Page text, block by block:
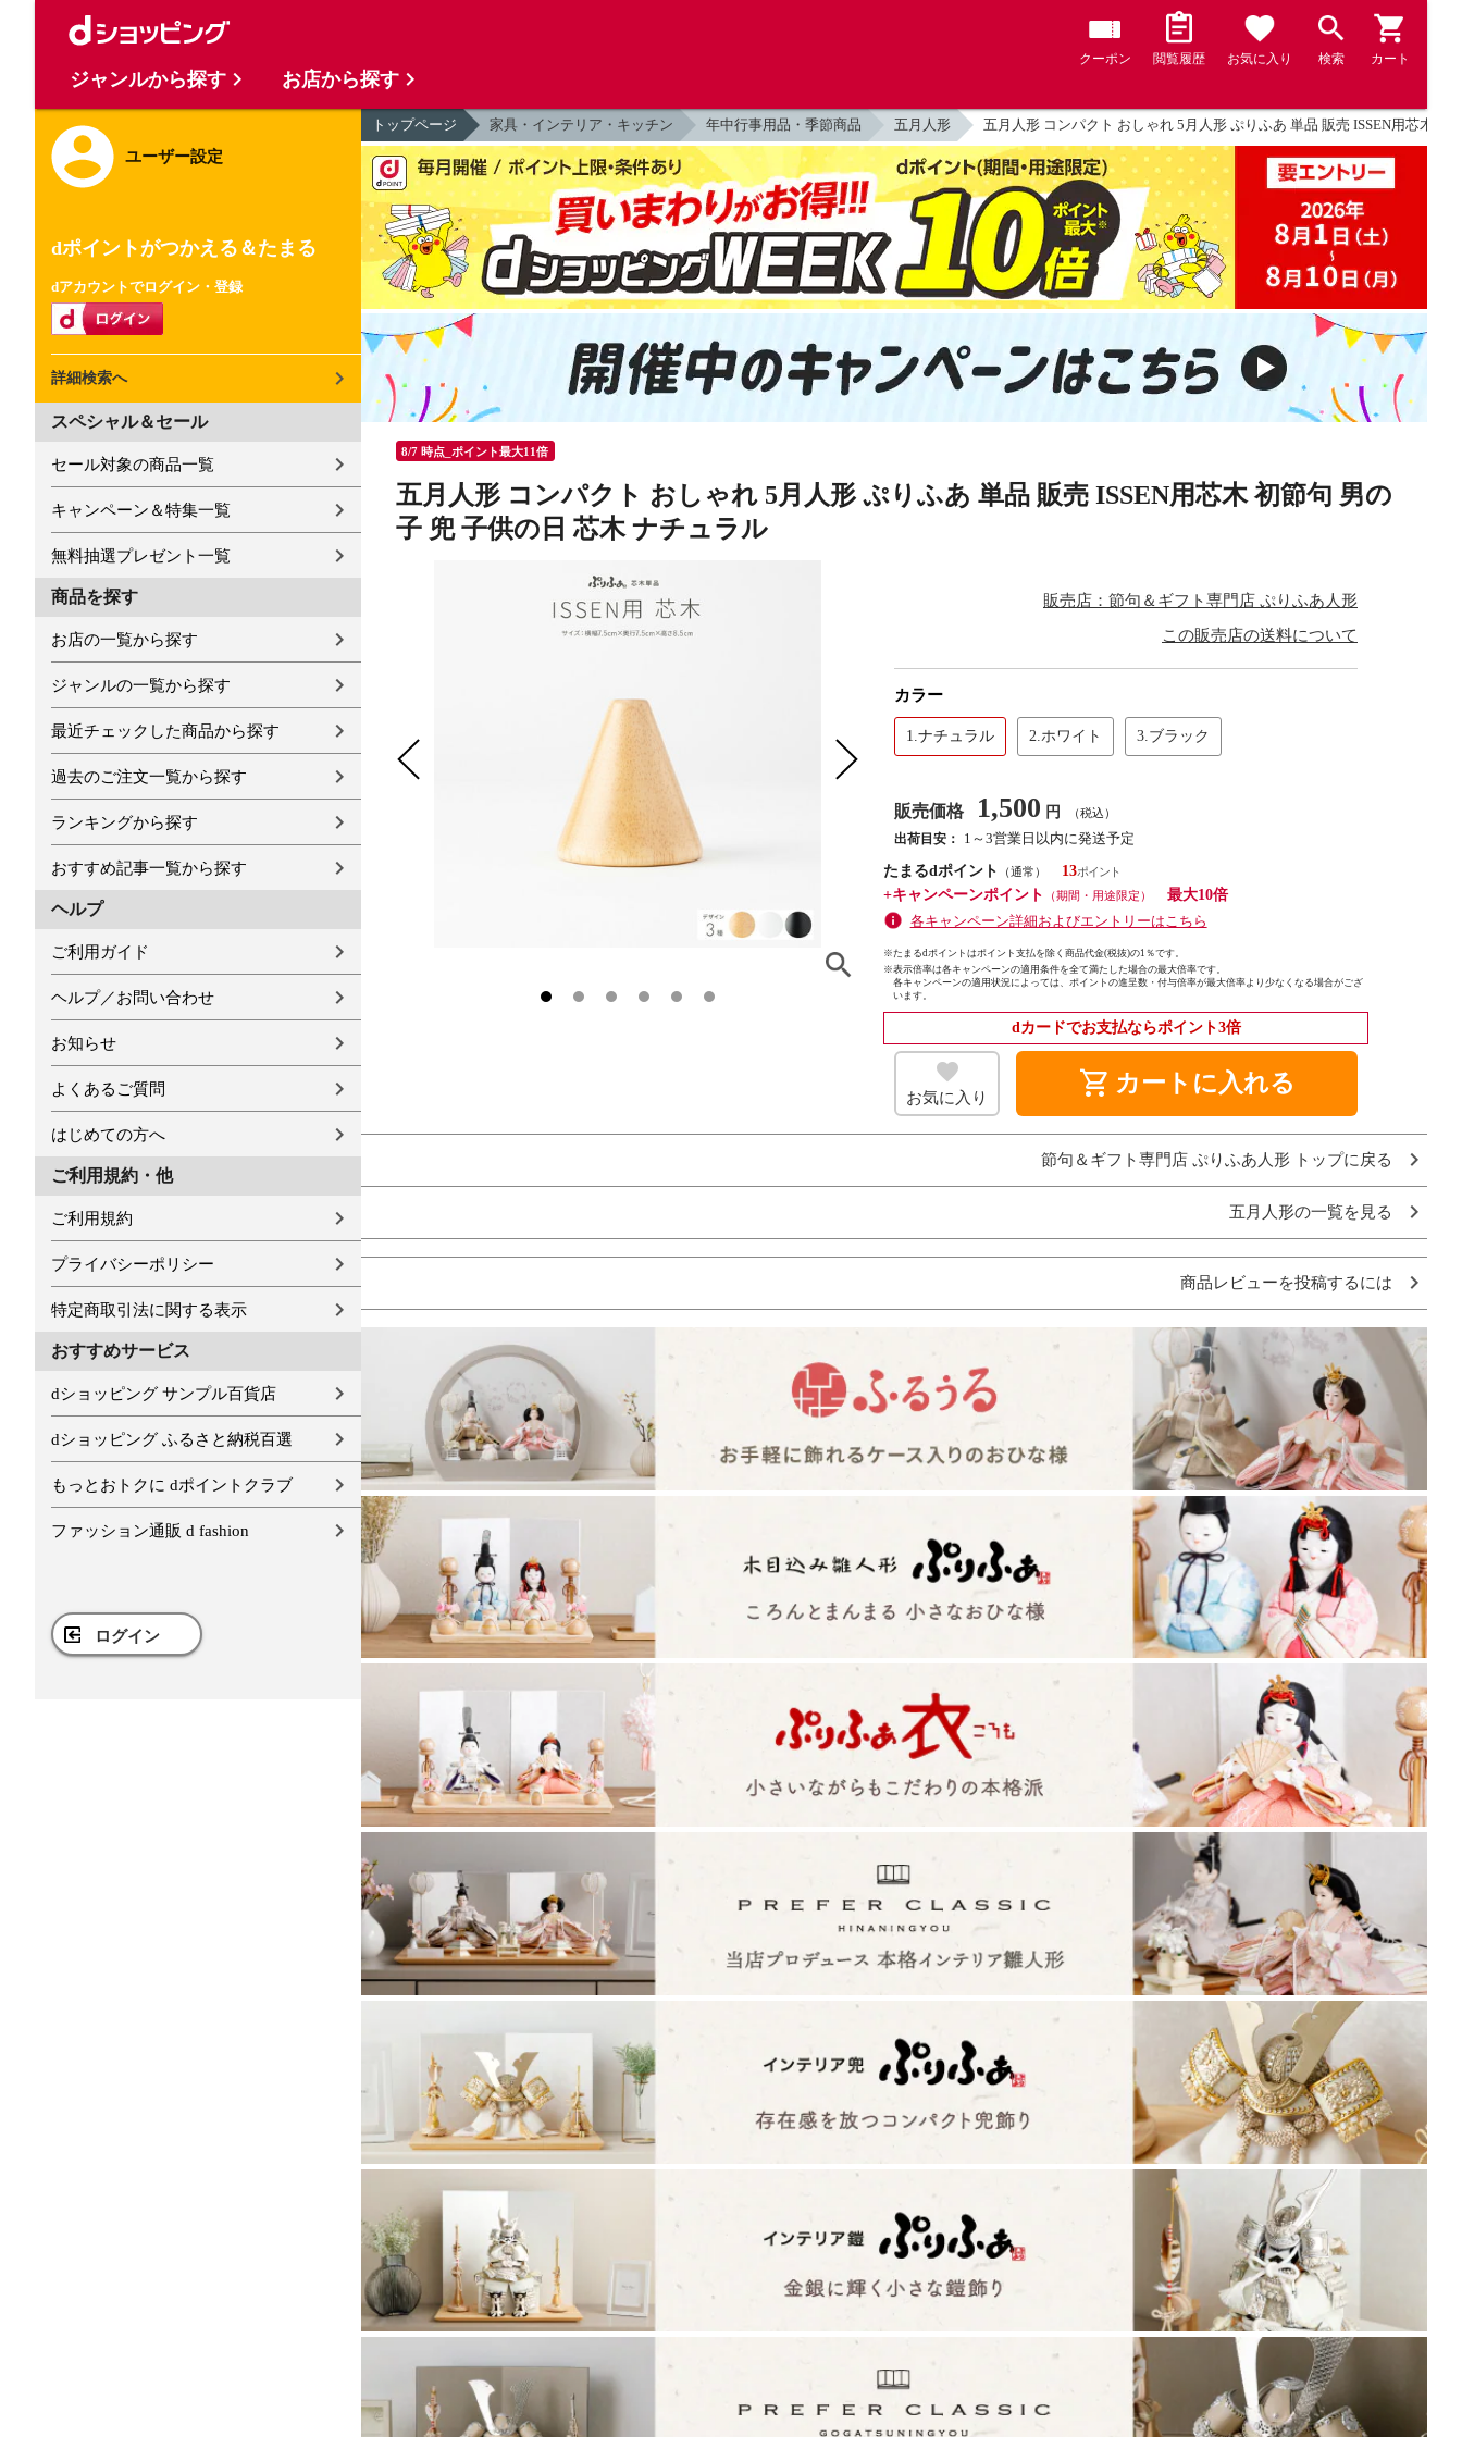
クーポン 閲覧履歴 お気に入り 検索 カート
ユーザー設定
dポイントがつかえる＆たまる
dアカウントでログイン・登録
詳細検索へ
スペシャル＆セール
セール対象の商品一覧
キャンペーン＆特集一覧
無料抽選プレゼント一覧
商品を探す
お店の一覧から探す
ジャンルの一覧から探す
最近チェックした商品から探す
過去のご注文一覧から探す
ランキングから探す
おすすめ記事一覧から探す
ヘルプ
ご利用ガイド
ヘルプ／お問い合わせ
お知らせ
よくあるご質問
はじめての方へ
ご利用規約・他
ご利用規約
プライバシーポリシー
特定商取引法に関する表示
おすすめサービス
dショッピング サンプル百貨店
dショッピング ふるさと納税百選
もっとおトクに dポイントクラブ
ファッション通販 d fashion
ログイン
トップページ 家具・インテリア・キッチン 年中行事用品・季節商品 五月人形 五月人形 コンパクト おしゃれ 5月人形 ぷりふあ 単品 販売 ISSEN用芯木 初
8/7 時点_ポイント最大11倍
五月人形 コンパクト おしゃれ 5月人形 ぷりふあ 単品 販売 ISSEN用芯木 初節句 男の
子 兜 子供の日 芯木 ナチュラル
販売店：節句＆ギフト専門店 ぷりふあ人形
この販売店の送料について
カラー
1.ナチュラル 2.ホワイト 3.ブラック
販売価格 1,500 円 （税込）
出荷目安：
1～3営業日以内に発送予定
たまるdポイント
（通常）
13
+キャンペーンポイント
（期間・用途限定）
最大10倍
各キャンペーン詳細およびエントリーはこちら
※たまるdポイントはポイント支払を除く商品代金(税抜)の1％です。
※表示倍率は各キャンペーンの適用条件を全て満たした場合の最大倍率です。
各キャンペーンの適用状況によっては、ポイントの進呈数・付与倍率が最大倍率より少なくなる場合がござ
います。
dカードでお支払ならポイント3倍
お気に入り shopping_cart カートに入れる
節句＆ギフト専門店 ぷりふあ人形 トップに戻る
五月人形の一覧を見る
商品レビューを投稿するには
ジャンルから探す お店から探す